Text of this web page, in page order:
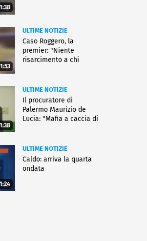
ULTIME NOTIZIE
Caso Roggero, la
premier: "Niente
risarcimento a chi
ULTIME NOTIZIE
Il procuratore di
Palermo Maurizio de
Lucia: "Mafia a caccia di
ULTIME NOTIZIE
Caldo: arriva la quarta
ondata